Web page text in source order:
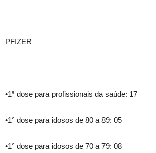
PFIZER
•1ª dose para profissionais da saúde: 17
•1° dose para idosos de 80 a 89: 05
•1° dose para idosos de 70 a 79: 08